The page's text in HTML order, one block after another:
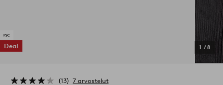
Deal 1 /8
13 7 arvostelut